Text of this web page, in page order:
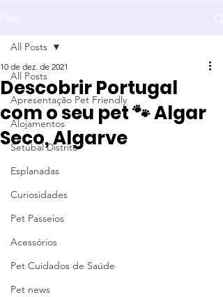
All Posts
Apresentação Pet Friendly
Alojamentos
Setúbal Distrito
Esplanadas
Curiosidades
Pet Passeios
Acessórios
Pet Cuidados de Saúde
Pet news
All Posts
Descobrir Portugal
com o seu pet 🐾 Algar
Seco, Algarve
10 de dez. de 2021